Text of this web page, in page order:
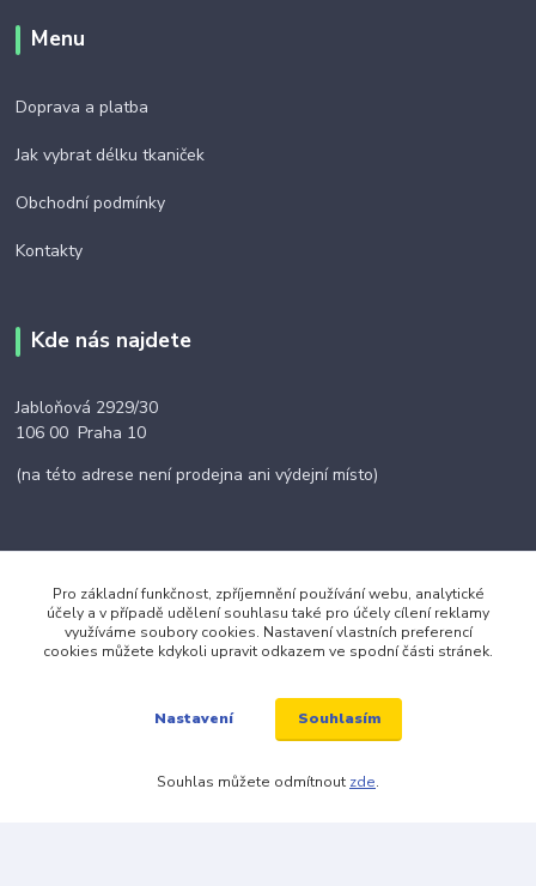
Menu
Doprava a platba
Jak vybrat délku tkaniček
Obchodní podmínky
Kontakty
Kde nás najdete
Jabloňová 2929/30
106 00 Praha 10
(na této adrese není prodejna ani výdejní místo)
Kontakty
objednavky@zavazuj.cz
Pro základní funkčnost, zpříjemnění používání webu, analytické
účely a v případě udělení souhlasu také pro účely cílení reklamy
využíváme soubory cookies. Nastavení vlastních preferencí
cookies můžete kdykoli upravit odkazem ve spodní části stránek.
Nastavení Souhlasím
Souhlas můžete odmítnout zde.